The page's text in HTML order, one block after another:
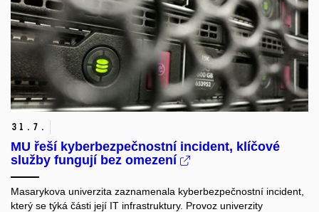
31. 7.
MU řeší kyberbezpečnostní incident, klíčové
služby fungují bez omezení
Masarykova univerzita zaznamenala kyberbezpečnostní incident,
který se týká části její IT infrastruktury. Provoz univerzity